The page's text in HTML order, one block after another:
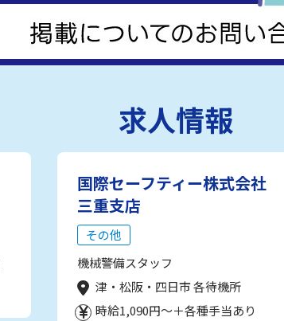
求人情報
国際セーフティー株式会社
三重支店
その他
機械警備スタッフ
津・松阪・四日市 各待機所
時給1,090円～＋各種手当あり